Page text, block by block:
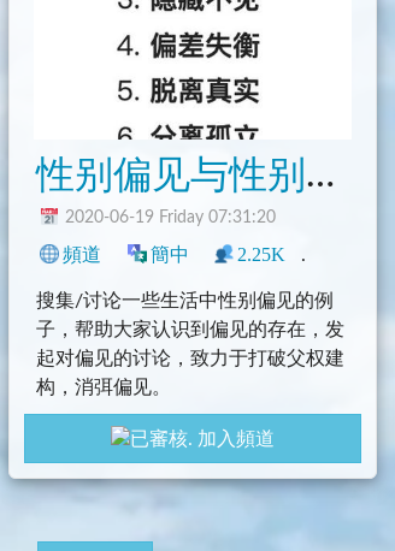
中文圈 其它
性别偏见与性别议题
2020-06-19 Friday 07:31:20
頻道 簡中 2.25K
搜集/讨论一些生活中性别偏见的例
子，帮助大家认识到偏见的存在，发
起对偏见的讨论，致力于打破父权建
构，消弭偏见。
加入頻道